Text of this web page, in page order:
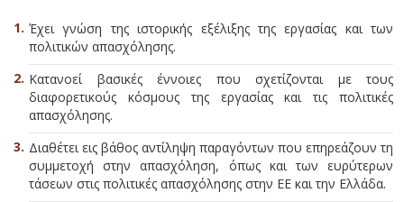
Έχει γνώση της ιστορικής εξέλιξης της εργασίας και των
πολιτικών απασχόλησης.
Κατανοεί βασικές έννοιες που σχετίζονται με τους
διαφορετικούς κόσμους της εργασίας και τις πολιτικές
απασχόλησης.
Διαθέτει εις βάθος αντίληψη παραγόντων που επηρεάζουν τη
συμμετοχή στην απασχόληση, όπως και των ευρύτερων
τάσεων στις πολιτικές απασχόλησης στην ΕΕ και την Ελλάδα.